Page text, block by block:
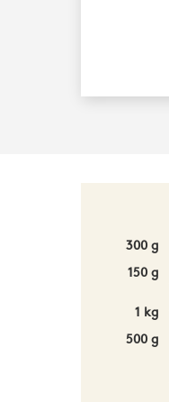
300 g
150 g
1 kg
500 g